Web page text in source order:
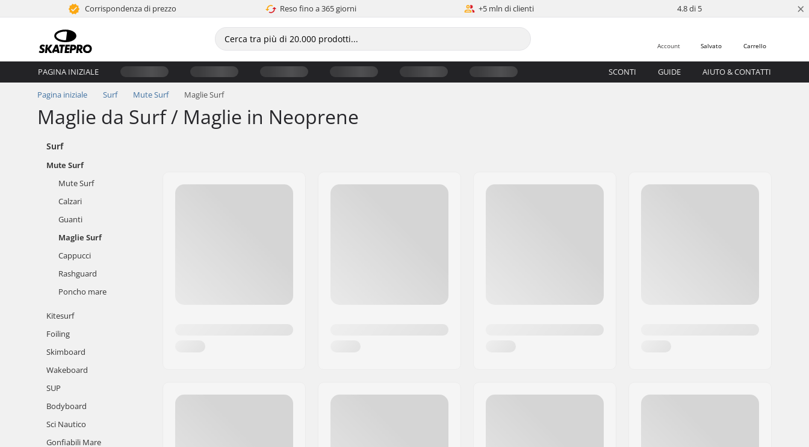
Corrispondenza di prezzo Reso fino a 365 giorni +5 mln di clienti 4.8 di 5 ×
Carrello
Salvato
Account
PAGINA INIZIALE SCONTI GUIDE AIUTO & CONTATTI
Pagina iniziale Surf Mute Surf Maglie Surf
Maglie da Surf / Maglie in Neoprene
Surf
Mute Surf
Mute Surf
Calzari
Guanti
Maglie Surf
Cappucci
Rashguard
Poncho mare
Kitesurf
Foiling
Skimboard
Wakeboard
SUP
Bodyboard
Sci Nautico
Gonfiabili Mare